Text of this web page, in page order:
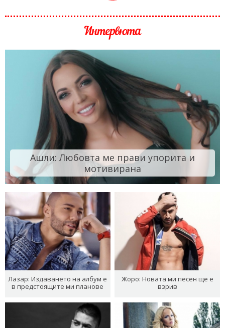
Интервюта
Ашли: Любовта ме прави упорита и
мотивирана
Лазар: Издаването на албум е
в предстоящите ми планове
Жоро: Новата ми песен ще е
взрив